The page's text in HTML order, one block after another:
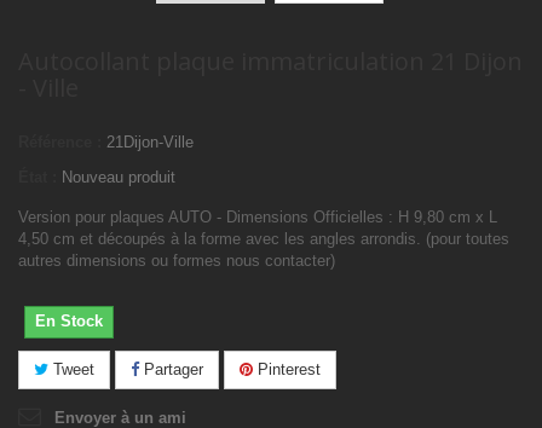
21Dijon-Ville
Nouveau produit
Version pour plaques AUTO - Dimensions Officielles : H 9,80 cm x L
4,50 cm et découpés à la forme avec les angles arrondis. (pour toutes
autres dimensions ou formes nous contacter)
En Stock
Tweet Partager Pinterest
Envoyer à un ami